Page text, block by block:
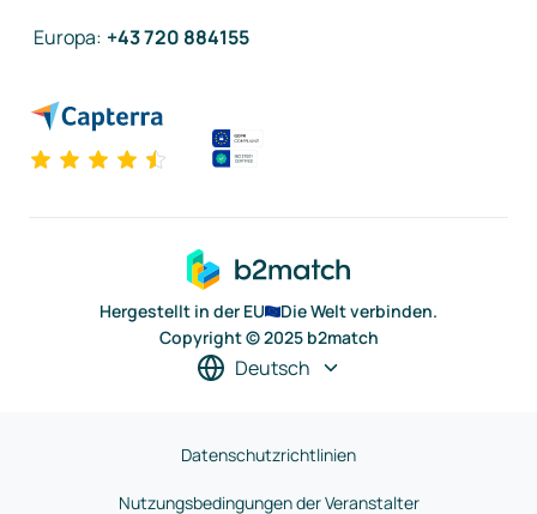
Europa: +43 720 884155
Hergestellt in der EU
Die Welt verbinden.
Copyright © 2025 b2match
Deutsch
Datenschutzrichtlinien
Nutzungsbedingungen der Veranstalter